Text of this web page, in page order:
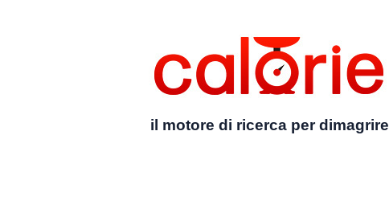
il motore di ricerca per dimagrire